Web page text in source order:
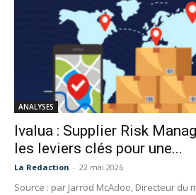
ANALYSES
Ivalua : Supplier Risk
les leviers clés pour une...
La Redaction - 22 mai 2026
Source : par Jarrod McAdoo, Directeur du